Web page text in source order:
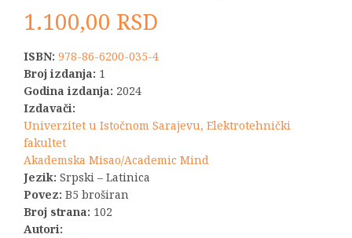
1.100,00 RSD
ISBN: 978-86-6200-035-4
Broj izdanja: 1
Godina izdanja: 2024
Izdavači:
Univerzitet u Istočnom Sarajevu, Elektrotehnički
fakultet
Akademska Misao/Academic Mind
Jezik: Srpski – Latinica
Povez: B5 broširan
Broj strana: 102
Autori: